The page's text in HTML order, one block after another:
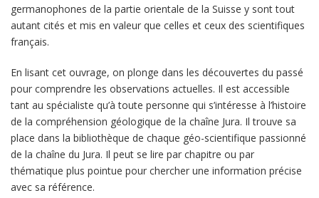
germanophones de la partie orientale de la Suisse y sont tout
autant cités et mis en valeur que celles et ceux des scientifiques
français.
En lisant cet ouvrage, on plonge dans les découvertes du passé
pour comprendre les observations actuelles. Il est accessible
tant au spécialiste qu’à toute personne qui s’intéresse à l’histoire
de la compréhension géologique de la chaîne Jura. Il trouve sa
place dans la bibliothèque de chaque géo-scientifique passionné
de la chaîne du Jura. Il peut se lire par chapitre ou par
thématique plus pointue pour chercher une information précise
avec sa référence.